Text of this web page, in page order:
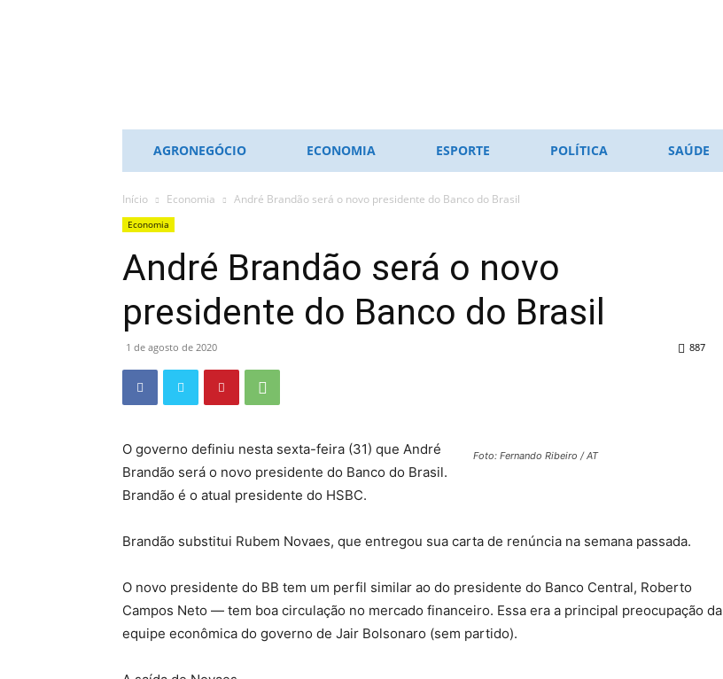
AGRONEGÓCIO ECONOMIA ESPORTE POLÍTICA SAÚDE
Início Economia André Brandão será o novo presidente do Banco do Brasil
Economia
André Brandão será o novo
presidente do Banco do Brasil
1 de agosto de 2020 887
Foto: Fernando Ribeiro / AT
O governo definiu nesta sexta-feira (31) que André
Brandão será o novo presidente do Banco do Brasil.
Brandão é o atual presidente do HSBC.
Brandão substitui Rubem Novaes, que entregou sua carta de renúncia na semana passada.
O novo presidente do BB tem um perfil similar ao do presidente do Banco Central, Roberto
Campos Neto — tem boa circulação no mercado financeiro. Essa era a principal preocupação da
equipe econômica do governo de Jair Bolsonaro (sem partido).